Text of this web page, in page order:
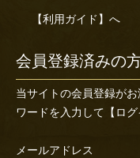
【利用ガイド】へ
会員登録済みの
当サイトの会員登録が
ワードを入力して【ロ
メールアドレス